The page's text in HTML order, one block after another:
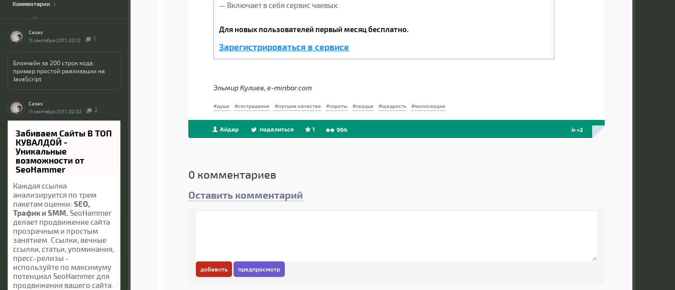
Комментарии
Casas
11 сентября 2017, 02:12
1
Блокчейн за 200 строк кода:
пример простой реализации на
JavaScript
Casas
11 сентября 2017, 02:02
2
Забиваем Сайты В ТОП
КУВАЛДОЙ -
Уникальные
возможности от
SeoHammer
Каждая ссылка
анализируется по трем
пакетам оценки: SEO,
Трафик и SMM. SeoHammer
делает продвижение сайта
прозрачным и простым
занятием. Ссылки, вечные
ссылки, статьи, упоминания,
пресс-релизы -
используйте по максимуму
потенциал SeoHammer для
продвижения вашего сайта.
— Включает в себя сервис чаевых.
Для новых пользователей первый месяц бесплатно.
Зарегистрироваться в сервисе
Эльмир Кулиев, e-minbar.com
душа сострадание лучшие качества сироты сердце щедрость милосердие
Айдар поделиться 1 +2
994
0 комментариев
Оставить комментарий
добавить предпросмотр